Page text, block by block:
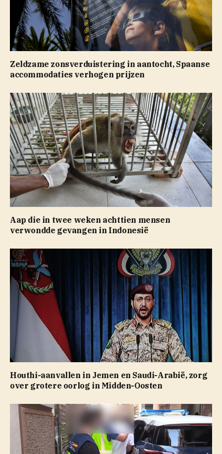
Zeldzame zonsverduistering in aantocht, Spaanse
accommodaties verhogen prijzen
Aap die in twee weken achttien mensen
verwondde gevangen in Indonesië
Houthi-aanvallen in Jemen en Saudi-Arabië, zorg
over grotere oorlog in Midden-Oosten